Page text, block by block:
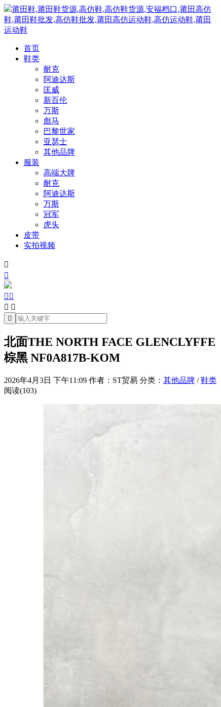
莆田鞋,莆田鞋货源,高仿鞋,高仿鞋货源,安福档口,莆田高仿
鞋,莆田鞋批发,高仿鞋批发,莆田高仿运动鞋,高仿运动鞋,莆田
运动鞋
首页
鞋类
耐克
阿迪达斯
匡威
新百伦
万斯
彪马
巴黎世家
亚瑟士
其他品牌
服装
高端大牌
耐克
阿迪达斯
万斯
冠军
虎头
皮带
实拍视频


 
 

北面THE NORTH FACE GLENCLYFFE
棕黑 NF0A817B-KOM
2026年4月3日 下午11:09 作者：ST贸易 分类： 其他品牌 /鞋类
阅读(103)